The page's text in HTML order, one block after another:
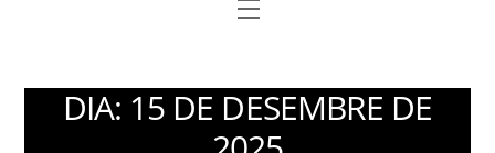
Menu
DIA: 15 DE DESEMBRE DE